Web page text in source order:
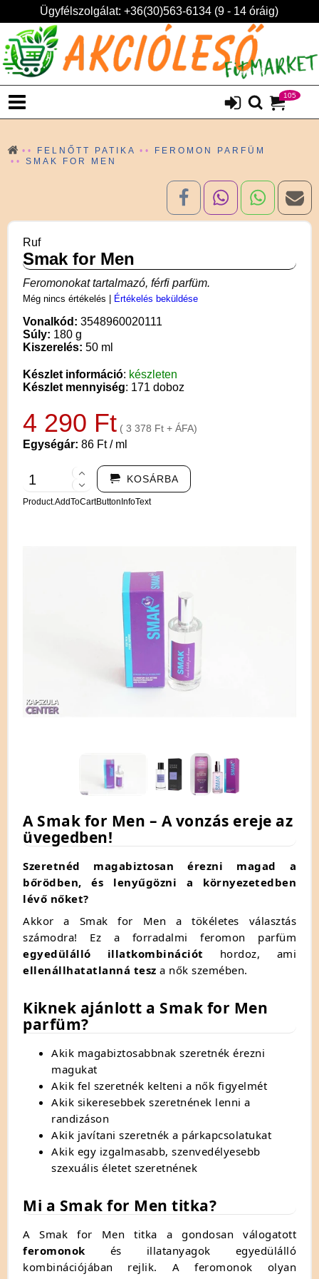
Ügyfélszolgálat: +36(30)563-6134 (9 - 14 óráig)
105
FELNŐTT PATIKA
FEROMON PARFÜM
SMAK FOR MEN
Ruf
Smak for Men
Feromonokat tartalmazó, férfi parfüm.
Még nincs értékelés Értékelés beküldése
Vonalkód: 3548960020111
Súly: 180 g
Kiszerelés: 50 ml
Készlet információ: készleten
Készlet mennyiség: 171 doboz
4 290 Ft ( 3 378 Ft + ÁFA)
Egységár: 86 Ft / ml
KOSÁRBA
Product.AddToCartButtonInfoText
A Smak for Men – A vonzás ereje az
üvegedben!
Szeretnéd magabiztosan érezni magad a
bőrödben, és lenyűgözni a környezetedben
lévő nőket?
Akkor a Smak for Men a tökéletes választás
számodra! Ez a forradalmi feromon parfüm
egyedülálló illatkombinációt hordoz, ami
ellenállhatatlanná tesz a nők szemében.
Kiknek ajánlott a Smak for Men
parfüm?
Akik magabiztosabbnak szeretnék érezni
magukat
Akik fel szeretnék kelteni a nők figyelmét
Akik sikeresebbek szeretnének lenni a
randizáson
Akik javítani szeretnék a párkapcsolatukat
Akik egy izgalmasabb, szenvedélyesebb
szexuális életet szeretnének
Mi a Smak for Men titka?
A Smak for Men titka a gondosan válogatott
feromonok és illatanyagok egyedülálló
kombinációjában rejlik. A feromonok olyan